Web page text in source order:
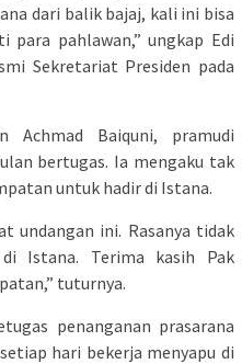
dari balik bajaj, kali ini bisa
pahlawan,” ungkap Edi
Sekretariat Presiden pada
Achmad Baiquni, pramudi
bertugas. Ia mengaku tak
untuk hadir di Istana.
undangan ini. Rasanya tidak
Istana. Terima kasih Pak
tuturnya.
penanganan prasarana
hari bekerja menyapu di